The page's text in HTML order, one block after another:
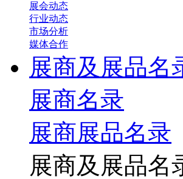
展会动态
行业动态
市场分析
媒体合作
展商及展品名
展商名录
展商展品名录
展商及展品名